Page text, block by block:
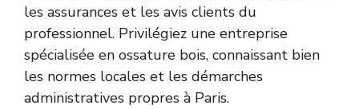
les assurances et les avis clients du
professionnel. Privilégiez une entreprise
spécialisée en ossature bois, connaissant bien
les normes locales et les démarches
administratives propres à Paris.